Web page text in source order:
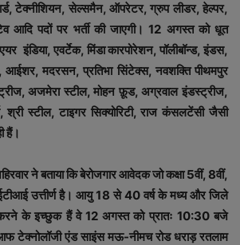
टेक्नीशियन, सेल्समैन, ऑपरेटर, ग्रुप लीडर, हेल्पर,
आदि पदों पर भर्ती की जाएगी। 12 अगस्त को धूत
इंडिया, एवर्टेक, मिंडा कारपोरेशन, पॉलीबॉन्ड, इंडस,
आईशर, मदरसन, प्रतिभा सिंटेक्स, नवशक्ति पीथमपुर
अजमेरा स्टील, मोहन फ़ूड, अग्रवाल इंडस्ट्रीज,
श्री स्टील, टाइगर सिक्योरिटी, राज कंसलटेंसी जैसी
हैं।
ने बताया कि बेरोजगार आवेदक जो कक्षा 5वीं, 8वीं,
उत्तीर्ण है। आयु 18 से 40 वर्ष के मध्य और जिले
करने के इच्छुक हैं वे 12 अगस्त को प्रातः 10:30 बजे
टेक्नोलॉजी एंड साइंस मऊ-नीमच रोड धराड़ रतलाम